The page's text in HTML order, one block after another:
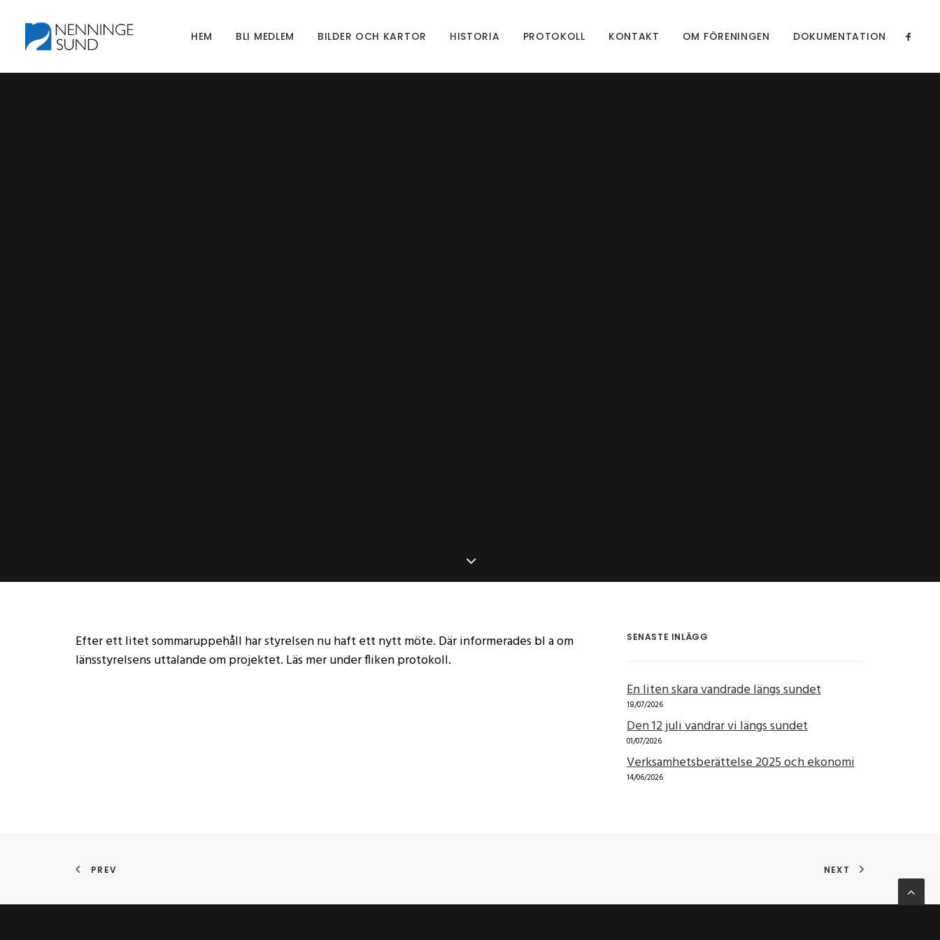
HEM BLI MEDLEM BILDER OCH KARTOR HISTORIA PROTOKOLL KONTAKT OM FÖRENINGEN DOKUMENTATION
Efter ett litet sommaruppehåll har styrelsen nu haft ett nytt möte. Där informerades bl a om
länsstyrelsens uttalande om projektet. Läs mer under fliken protokoll.
SENASTE INLÄGG
En liten skara vandrade längs sundet
18/07/2026
Den 12 juli vandrar vi längs sundet
01/07/2026
Verksamhetsberättelse 2025 och ekonomi
14/06/2026
PREV NEXT